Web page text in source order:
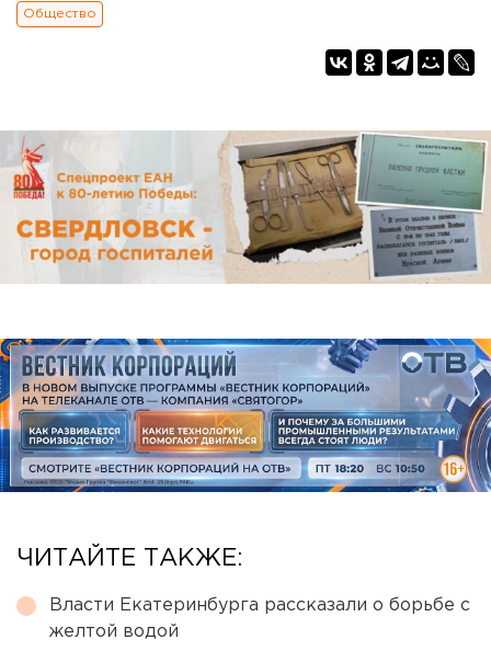
Общество
ЧИТАЙТЕ ТАКЖЕ:
Власти Екатеринбурга рассказали о борьбе с
желтой водой